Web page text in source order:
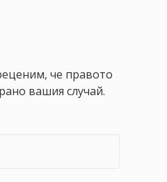
че правото
вашия случай.